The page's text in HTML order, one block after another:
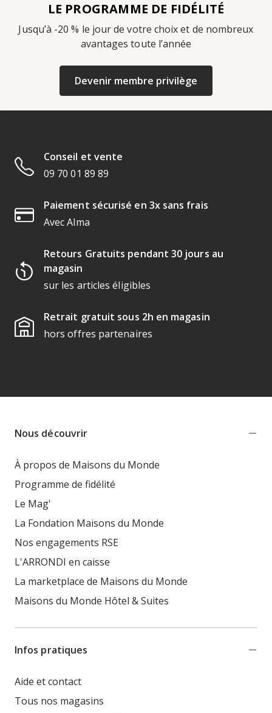
LE PROGRAMME DE FIDÉLITÉ
Jusqu’à -20 % le jour de votre choix et de nombreux
avantages toute l’année
Devenir membre privilège
Conseil et vente
09 70 01 89 89
Paiement sécurisé en 3x sans frais
Avec Alma
Retours Gratuits pendant 30 jours au
magasin
sur les articles éligibles
Retrait gratuit sous 2h en magasin
hors offres partenaires
Nous découvrir
À propos de Maisons du Monde
Programme de fidélité
Le Mag'
La Fondation Maisons du Monde
Nos engagements RSE
L'ARRONDI en caisse
La marketplace de Maisons du Monde
Maisons du Monde Hôtel & Suites
Infos pratiques
Aide et contact
Tous nos magasins